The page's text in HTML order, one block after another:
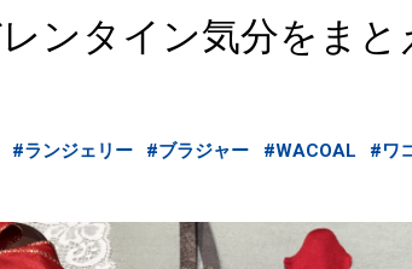
ンタイン気分をまと
#ランジェリー #ブラジャー #WACOAL #ワ